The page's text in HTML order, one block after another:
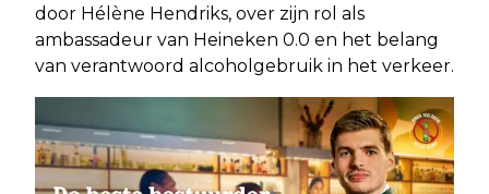
door Hélène Hendriks, over zijn rol als
ambassadeur van Heineken 0.0 en het belang
van verantwoord alcoholgebruik in het verkeer.